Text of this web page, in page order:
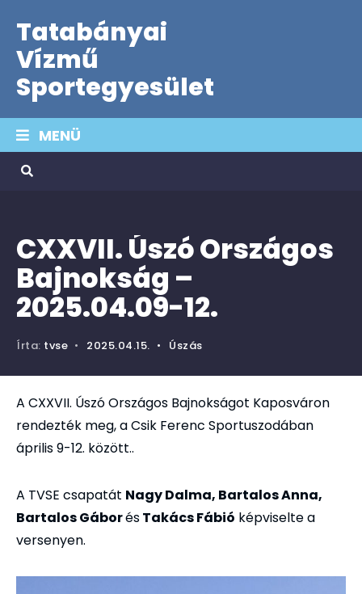
Tatabányai
Vízmű
Sportegyesület
MENÜ
CXXVII. Úszó Országos
Bajnokság –
2025.04.09-12.
Írta: tvse • 2025.04.15. • Úszás
A CXXVII. Úszó Országos Bajnokságot Kaposváron
rendezték meg, a Csik Ferenc Sportuszodában
április 9-12. között..
A TVSE csapatát Nagy Dalma, Bartalos Anna,
Bartalos GáborésTakács Fábió képviselte a
versenyen.